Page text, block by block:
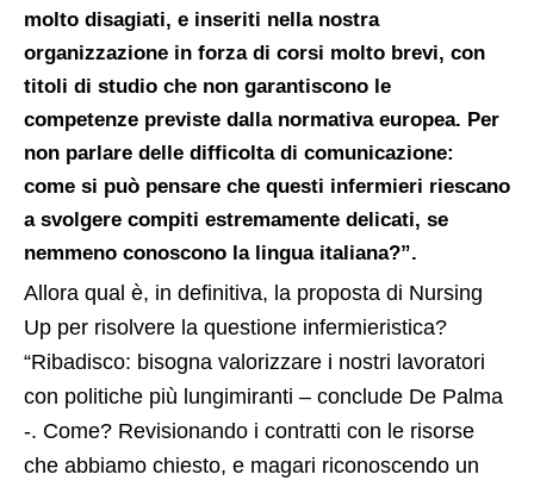
molto disagiati, e inseriti nella nostra
organizzazione in forza di corsi molto brevi, con
titoli di studio che non garantiscono le
competenze previste dalla normativa europea. Per
non parlare delle difficolta di comunicazione:
come si può pensare che questi infermieri riescano
a svolgere compiti estremamente delicati, se
nemmeno conoscono la lingua italiana?”.
Allora qual è, in definitiva, la proposta di Nursing
Up per risolvere la questione infermieristica?
“Ribadisco: bisogna valorizzare i nostri lavoratori
con politiche più lungimiranti – conclude De Palma
-. Come? Revisionando i contratti con le risorse
che abbiamo chiesto, e magari riconoscendo un